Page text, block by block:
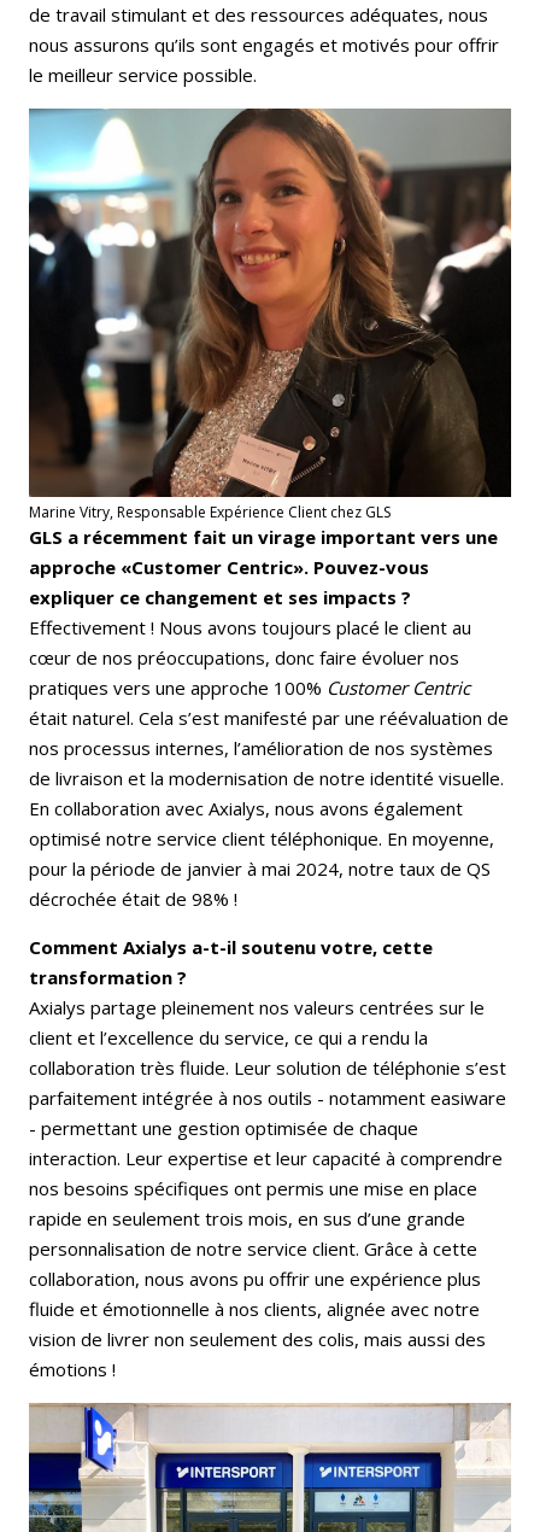
de travail stimulant et des ressources adéquates, nous
nous assurons qu’ils sont engagés et motivés pour offrir
le meilleur service possible.
Marine Vitry, Responsable Expérience Client chez GLS
GLS a récemment fait un virage important vers une
approche «Customer Centric». Pouvez-vous
expliquer ce changement et ses impacts ?
Effectivement ! Nous avons toujours placé le client au
cœur de nos préoccupations, donc faire évoluer nos
pratiques vers une approche 100% Customer Centric
était naturel. Cela s’est manifesté par une réévaluation de
nos processus internes, l’amélioration de nos systèmes
de livraison et la modernisation de notre identité visuelle.
En collaboration avec Axialys, nous avons également
optimisé notre service client téléphonique. En moyenne,
pour la période de janvier à mai 2024, notre taux de QS
décrochée était de 98% !
Comment Axialys a-t-il soutenu votre, cette
transformation ?
Axialys partage pleinement nos valeurs centrées sur le
client et l’excellence du service, ce qui a rendu la
collaboration très fluide. Leur solution de téléphonie s’est
parfaitement intégrée à nos outils - notamment easiware
- permettant une gestion optimisée de chaque
interaction. Leur expertise et leur capacité à comprendre
nos besoins spécifiques ont permis une mise en place
rapide en seulement trois mois, en sus d’une grande
personnalisation de notre service client. Grâce à cette
collaboration, nous avons pu offrir une expérience plus
fluide et émotionnelle à nos clients, alignée avec notre
vision de livrer non seulement des colis, mais aussi des
émotions !